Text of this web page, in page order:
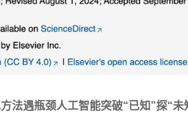
法遇瓶颈人工智能突破“已知”探“未